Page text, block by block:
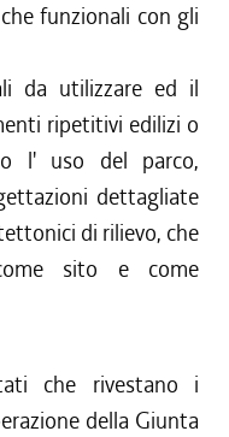
funzionali con gli
da utilizzare ed il
ripetitivi edilizi o
l' uso del parco,
dettagliate
di rilievo, che
sito e come
che rivestano i
della Giunta